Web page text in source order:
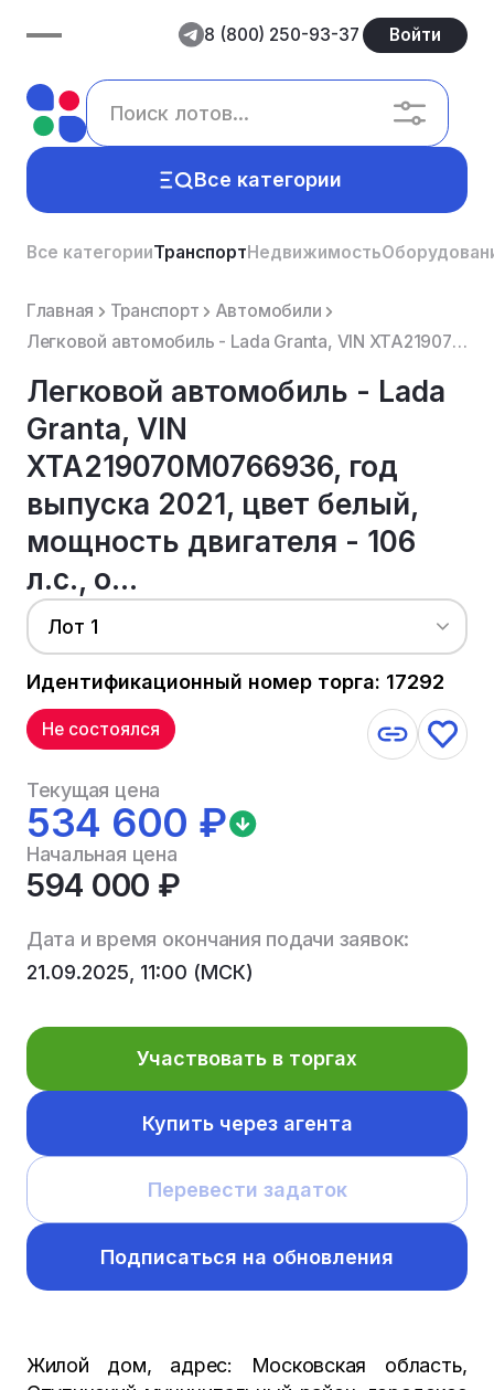
8 (800) 250-93-37 Войти
Все категории
Все категорииТранспортНедвижимость
Главная Транспорт
Автомобили
Легковой автомобиль - Lada Granta, VIN XTA219070M0766936, год выпуска 2021, цвет белый, мощность дви...
Легковой автомобиль - Lada
Granta, VIN
XTA219070M0766936, год
выпуска 2021, цвет белый,
мощность двигателя - 106
л.с., о...
Лот 1
Идентификационный номер торга: 17292
Не состоялся
Текущая цена
534 600 ₽
Начальная цена
594 000 ₽
Дата и время окончания подачи заявок:
21.09.2025, 11:00 (МСК)
Участвовать в торгах
Купить через агента
Перевести задаток
Подписаться на обновления
Жилой дом, адрес: Московская область,